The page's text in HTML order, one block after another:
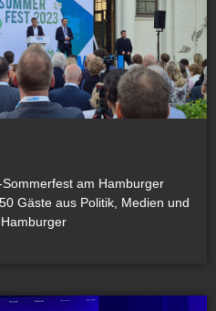
am Hamburger
Gäste aus Politik, Medien und